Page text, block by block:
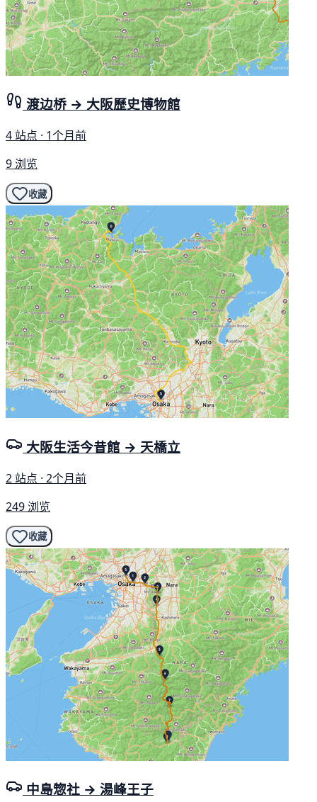
渡边桥 → 大阪歷史博物館
4 站点 · 1个月前
9 浏览
收藏
大阪生活今昔館 → 天橋立
2 站点 · 2个月前
249 浏览
收藏
中島惣社 → 湯峰王子